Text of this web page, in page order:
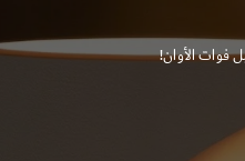
فوات الأوان!